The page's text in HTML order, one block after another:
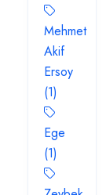
Mehmet
Akif
Ersoy
(1)
Ege
(1)